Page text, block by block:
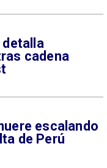
detalla
cadena
escalando
de Perú